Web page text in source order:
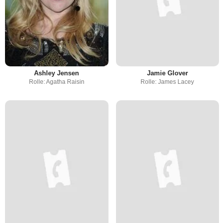
Ashley Jensen
Rolle: Agatha Raisin
Jamie Glover
Rolle: James Lacey